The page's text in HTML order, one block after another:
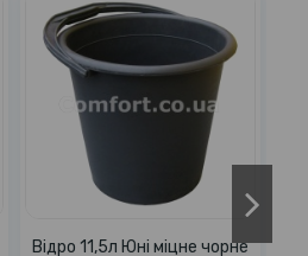
Відро 10л R кольорове без